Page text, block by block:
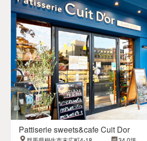
Pattiserie sweets&cafe Cuit Dor